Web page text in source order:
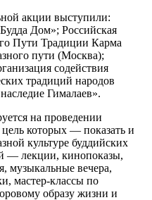
акции выступили:
Дом»; Российская
Пути Традиции Карма
пути (Москва);
содействия
традиций народов
Гималаев».
на проведении
которых — показать и
культуре буддийских
— лекции, кинопоказы,
музыкальные вечера,
мастер-классы по
образу жизни и